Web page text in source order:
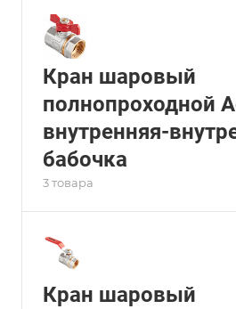
Кран шаровый
полнопроходной
внутренняя-
бабочка
3 товара
Кран шаровый